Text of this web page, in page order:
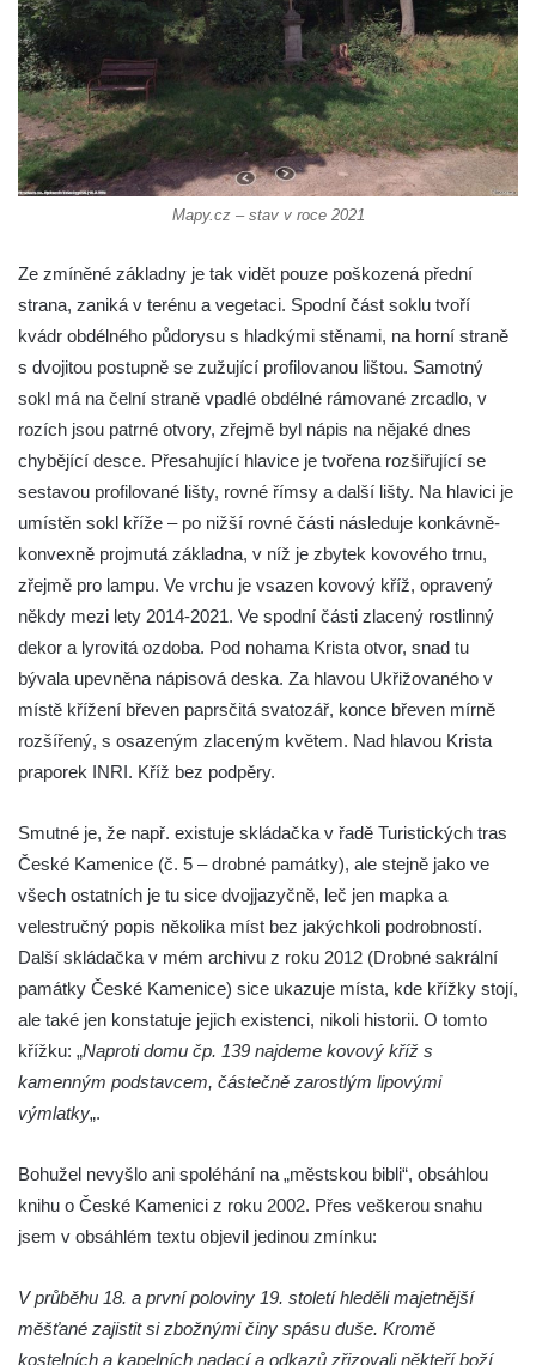
Kříž na návsi v Bukolu
Centrální kříž hřbitova v Hrobčicích
Kříž u silnice z Chouče do Mirošovic
Centrální kříž hřbitova v Chouči
Kříž na rozcestí v Záluží
Kříž v ulici V Zátiší v Dobříni
Hradčanech a Palackého v Roudnici nad
Labem
Kříž v centru Liběšic
Kříž na návsi v Chouči
Boží muka na rozcestí východně od Chouče
Kříž na návsi v Dobrčicích
Kříž u domu čp. 3 v Chrámcích
Kříž u polní cesty severozápadně od Kozel
Údajný kříž na návsi v Kozlech
Centrální kříž hřbitova v Kozlech
Kříž východně od Oparna u cesty na Lovoš
Pamětní kříž na Lovoši
Kříž na rozcestí u domu čp. 49 ve Svojkově
Centrální kříž bývalého hřbitova v Horním
Kříž jižně od Prysku
Boží muka svatého Floriána v Mezné
Neugebauerův kříž východně od Sloupu v
Čechách
Kříž u kostela Zvěstování Panny Marie v
Duchcově
Údajný kříž před kostelem svatých Petra a
Pavla v Jeníkově
Kříž na návsi v Jeníkově
Kříž na křižovatce v Teplické ulici v Lahošti
Kříž U Pěti lip na pastvině severovýchodně
od Mikulášovic
Mikulášovicích
Wäberův kříž v zahradě domu čp. 184 v
Mapy.cz – stav v roce 2021
Ze zmíněné základny je tak vidět pouze poškozená přední
strana, zaniká v terénu a vegetaci. Spodní část soklu tvoří
kvádr obdélného půdorysu s hladkými stěnami, na horní straně
s dvojitou postupně se zužující profilovanou lištou. Samotný
sokl má na čelní straně vpadlé obdélné rámované zrcadlo, v
rozích jsou patrné otvory, zřejmě byl nápis na nějaké dnes
chybějící desce. Přesahující hlavice je tvořena rozšiřující se
sestavou profilované lišty, rovné římsy a další lišty. Na hlavici je
umístěn sokl kříže – po nižší rovné části následuje konkávně-
konvexně projmutá základna, v níž je zbytek kovového trnu,
zřejmě pro lampu. Ve vrchu je vsazen kovový kříž, opravený
někdy mezi lety 2014-2021. Ve spodní části zlacený rostlinný
dekor a lyrovitá ozdoba. Pod nohama Krista otvor, snad tu
bývala upevněna nápisová deska. Za hlavou Ukřižovaného v
místě křížení břeven paprsčitá svatozář, konce břeven mírně
rozšířený, s osazeným zlaceným květem. Nad hlavou Krista
praporek INRI. Kříž bez podpěry.
Smutné je, že např. existuje skládačka v řadě Turistických tras
České Kamenice (č. 5 – drobné památky), ale stejně jako ve
všech ostatních je tu sice dvojjazyčně, leč jen mapka a
velestručný popis několika míst bez jakýchkoli podrobností.
Další skládačka v mém archivu z roku 2012 (Drobné sakrální
památky České Kamenice) sice ukazuje místa, kde křížky stojí,
ale také jen konstatuje jejich existenci, nikoli historii. O tomto
křížku: „Naproti domu čp. 139 najdeme kovový kříž s
kamenným podstavcem, částečně zarostlým lipovými
výmlatky„.
Bohužel nevyšlo ani spoléhání na „městskou bibli“, obsáhlou
knihu o České Kamenici z roku 2002. Přes veškerou snahu
jsem v obsáhlém textu objevil jedinou zmínku:
V průběhu 18. a první poloviny 19. století hleděli majetnější
měšťané zajistit si zbožnými činy spásu duše. Kromě
kostelních a kapelních nadací a odkazů zřizovali někteří boží